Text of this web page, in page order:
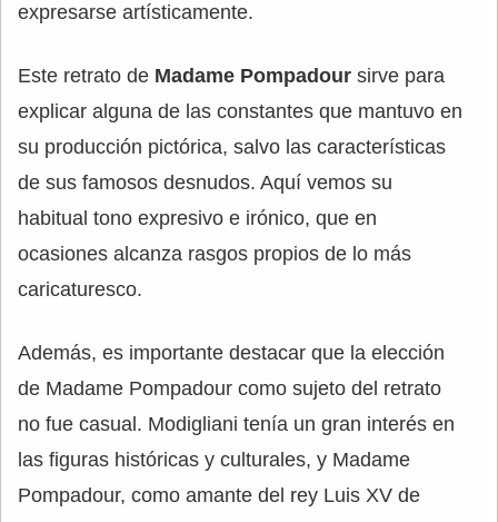
expresarse artísticamente.
Este retrato de Madame Pompadour sirve para
explicar alguna de las constantes que mantuvo en
su producción pictórica, salvo las características
de sus famosos desnudos. Aquí vemos su
habitual tono expresivo e irónico, que en
ocasiones alcanza rasgos propios de lo más
caricaturesco.
Además, es importante destacar que la elección
de Madame Pompadour como sujeto del retrato
no fue casual. Modigliani tenía un gran interés en
las figuras históricas y culturales, y Madame
Pompadour, como amante del rey Luis XV de